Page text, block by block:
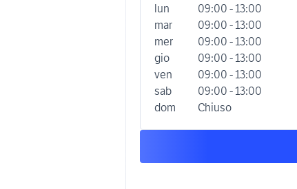
lun
09:00 - 13:00
mar
09:00 - 13:00
mer
09:00 - 13:00
gio
09:00 - 13:00
ven
09:00 - 13:00
sab
09:00 - 13:00
dom
Chiuso